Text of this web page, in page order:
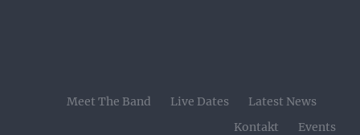
Meet The Band Live Dates
Latest News
Kontakt
Events